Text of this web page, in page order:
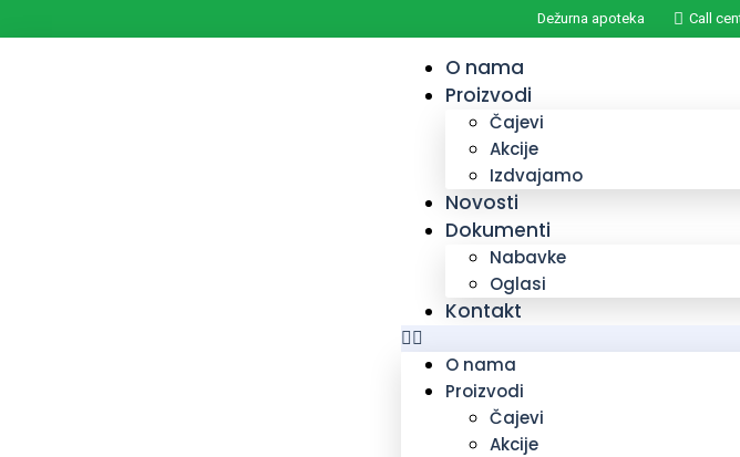
Dežurna apoteka Call
O nama
Proizvodi
Čajevi
Akcije
Izdvajamo
Novosti
Dokumenti
Nabavke
Oglasi
Kontakt
O nama
Proizvodi
Čajevi
Akcije